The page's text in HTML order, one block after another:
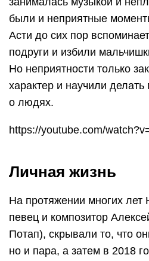
были и неприятные
Асти до сих пор
подруги и избили
Но неприятности только
характер и научили
о людях.
https://youtube.com/
Личная жизнь
На протяжении многих лет
певец и композитор
Потап), скрывали то, что
но и пара, а затем в 2018